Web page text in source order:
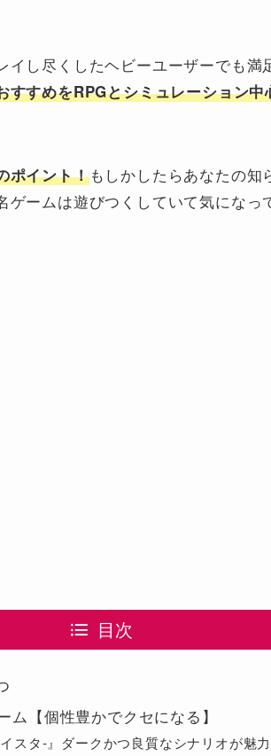
し尽くしたヘビーユーザーでも満
すすめをRPGとシミュレーション
ポイント！もしかしたらあなたの知
ゲームは遊びつくしていて気になっ
目次
ム【個性豊かでクセになる】
スタ-』ダークかつ良質なシナリオが魅